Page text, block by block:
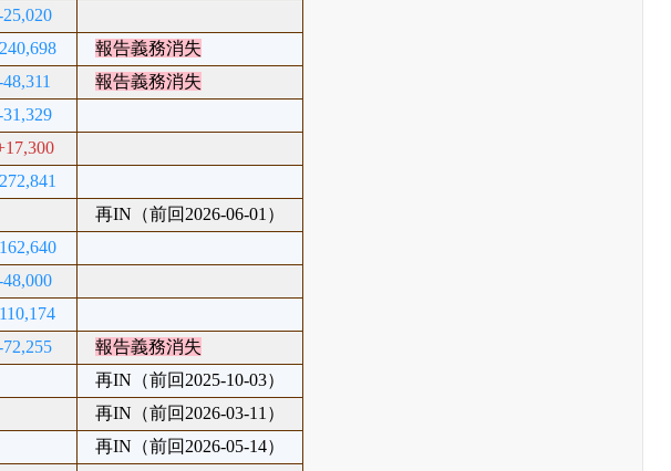
25,020
報告義務消失
48,311
報告義務消失
31,329
再IN（前回2026-06-01）
48,000
72,255
報告義務消失
再IN（前回2025-10-03）
再IN（前回2026-03-11）
再IN（前回2026-05-14）